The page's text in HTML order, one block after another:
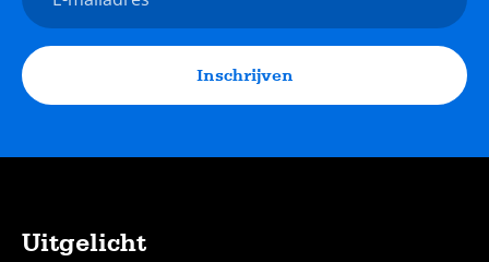
mailadres
Inschrijven
Uitgelicht